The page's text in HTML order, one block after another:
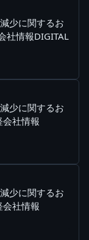
少に関するお
社情報DIGITAL
少に関するお
社情報
少に関するお
社情報